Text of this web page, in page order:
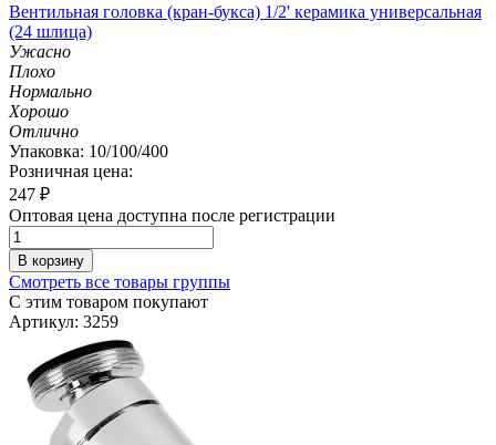
Вентильная головка (кран-букса) 1/2' керамика универсальная
(24 шлица)
Ужасно
Плохо
Нормально
Хорошо
Отлично
Упаковка: 10/100/400
Розничная цена:
247 ₽
Оптовая цена доступна после регистрации
В корзину
Смотреть все товары группы
С этим товаром покупают
Артикул: 3259